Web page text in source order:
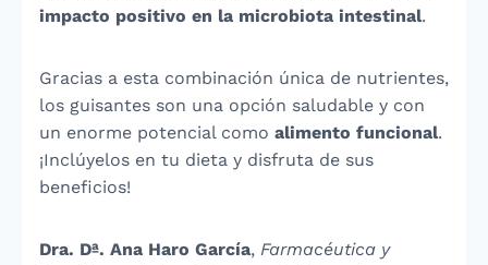
impacto positivo en la microbiota intestinal.
Gracias a esta combinación única de nutrientes,
los guisantes son una opción saludable y con
un enorme potencial como alimento funcional.
¡Inclúyelos en tu dieta y disfruta de sus
beneficios!
Dra. Dª. Ana Haro García, Farmacéutica y